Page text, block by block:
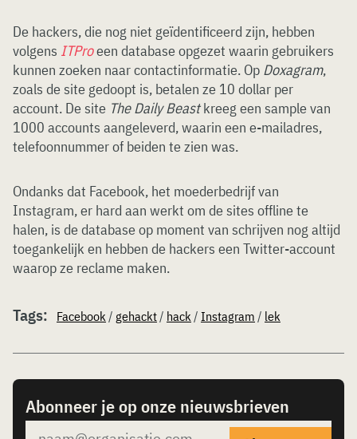
De hackers, die nog niet geïdentificeerd zijn, hebben
volgens ITProeen database opgezet waarin gebruikers
kunnen zoeken naar contactinformatie. Op Doxagram,
zoals de site gedoopt is, betalen ze 10 dollar per
account. De site The Daily Beastkreeg een sample van
1000 accounts aangeleverd, waarin een e-mailadres,
telefoonnummer of beiden te zien was.
Ondanks dat Facebook, het moederbedrijf van
Instagram, er hard aan werkt om de sites offline te
halen, is de database op moment van schrijven nog altijd
toegankelijk en hebben de hackers een Twitter-account
waarop ze reclame maken.
Tags: Facebook/ gehackt/ hack/ Instagram / lek
Abonneer je op onze nieuwsbrieven